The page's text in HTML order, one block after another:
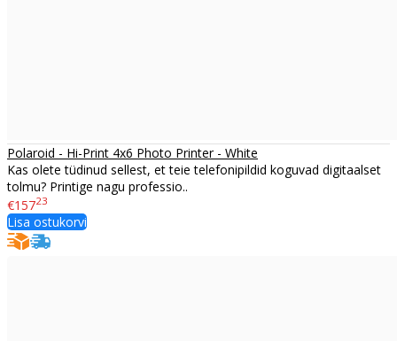
Polaroid - Hi-Print 4x6 Photo Printer - White
Kas olete tüdinud sellest, et teie telefonipildid koguvad digitaalset
tolmu? Printige nagu professio..
€15723
Lisa ostukorvi